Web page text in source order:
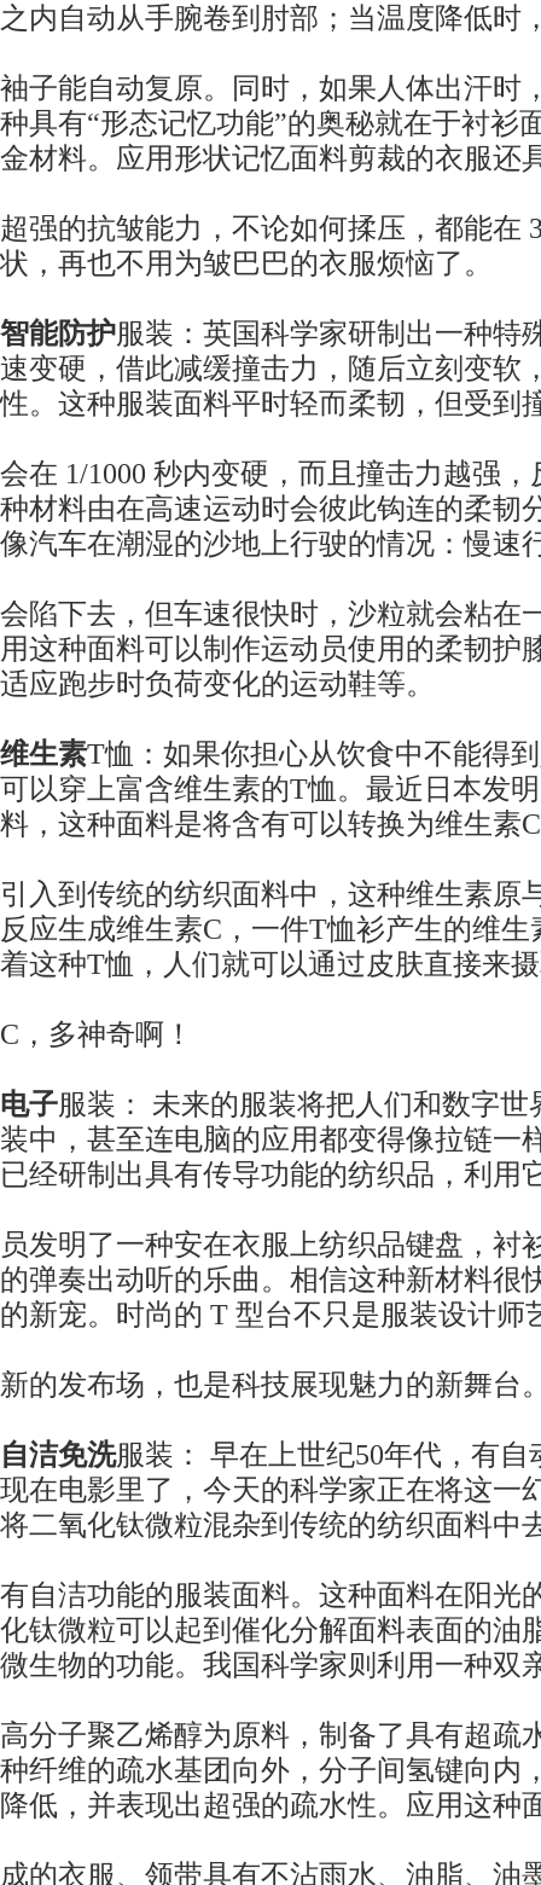
之内自动从手腕卷到肘部；当温度降低时
袖子能自动复原。同时，如果人体出汗时
种具有“形态记忆功能”的奥秘就在于衬衫
金材料。应用形状记忆面料剪裁的衣服还
超强的抗皱能力，不论如何揉压，都能在
状，再也不用为皱巴巴的衣服烦恼了。
智能防护服装：英国科学家研制出一种特
速变硬，借此减缓撞击力，随后立刻变软
性。这种服装面料平时轻而柔韧，但受到
会在 1/1000 秒内变硬，而且撞击力越强
种材料由在高速运动时会彼此钩连的柔韧
像汽车在潮湿的沙地上行驶的情况：慢速
会陷下去，但车速很快时，沙粒就会粘在
用这种面料可以制作运动员使用的柔韧护
适应跑步时负荷变化的运动鞋等。
维生素T恤：如果你担心从饮食中不能得
可以穿上富含维生素的T恤。最近日本发
料，这种面料是将含有可以转换为维生素
引入到传统的纺织面料中，这种维生素原
反应生成维生素C，一件T恤衫产生的维
着这种T恤，人们就可以通过皮肤直接来
C，多神奇啊！
电子服装： 未来的服装将把人们和数字
装中，甚至连电脑的应用都变得像拉链一
已经研制出具有传导功能的纺织品，利用
员发明了一种安在衣服上纺织品键盘，衬
的弹奏出动听的乐曲。相信这种新材料很
的新宠。时尚的 T 型台不只是服装设计师
新的发布场，也是科技展现魅力的新舞台
自洁免洗服装： 早在上世纪50年代，有
现在电影里了，今天的科学家正在将这一
将二氧化钛微粒混杂到传统的纺织面料中
有自洁功能的服装面料。这种面料在阳光
化钛微粒可以起到催化分解面料表面的油
微生物的功能。我国科学家则利用一种双
高分子聚乙烯醇为原料，制备了具有超疏
种纤维的疏水基团向外，分子间氢键向内
降低，并表现出超强的疏水性。应用这种
成的衣服、领带具有不沾雨水、油脂、油